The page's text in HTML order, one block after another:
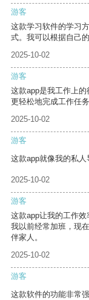
游客
这款学习软件的学习
式。我可以根据自己
2025-10-02
游客
这款app是我工作上
更轻松地完成工作任务
2025-10-02
游客
这款app就像我的私人
2025-10-02
游客
这款app让我的工作效
我以前经常加班，现
伴家人。
2025-10-02
游客
这款软件的功能非常